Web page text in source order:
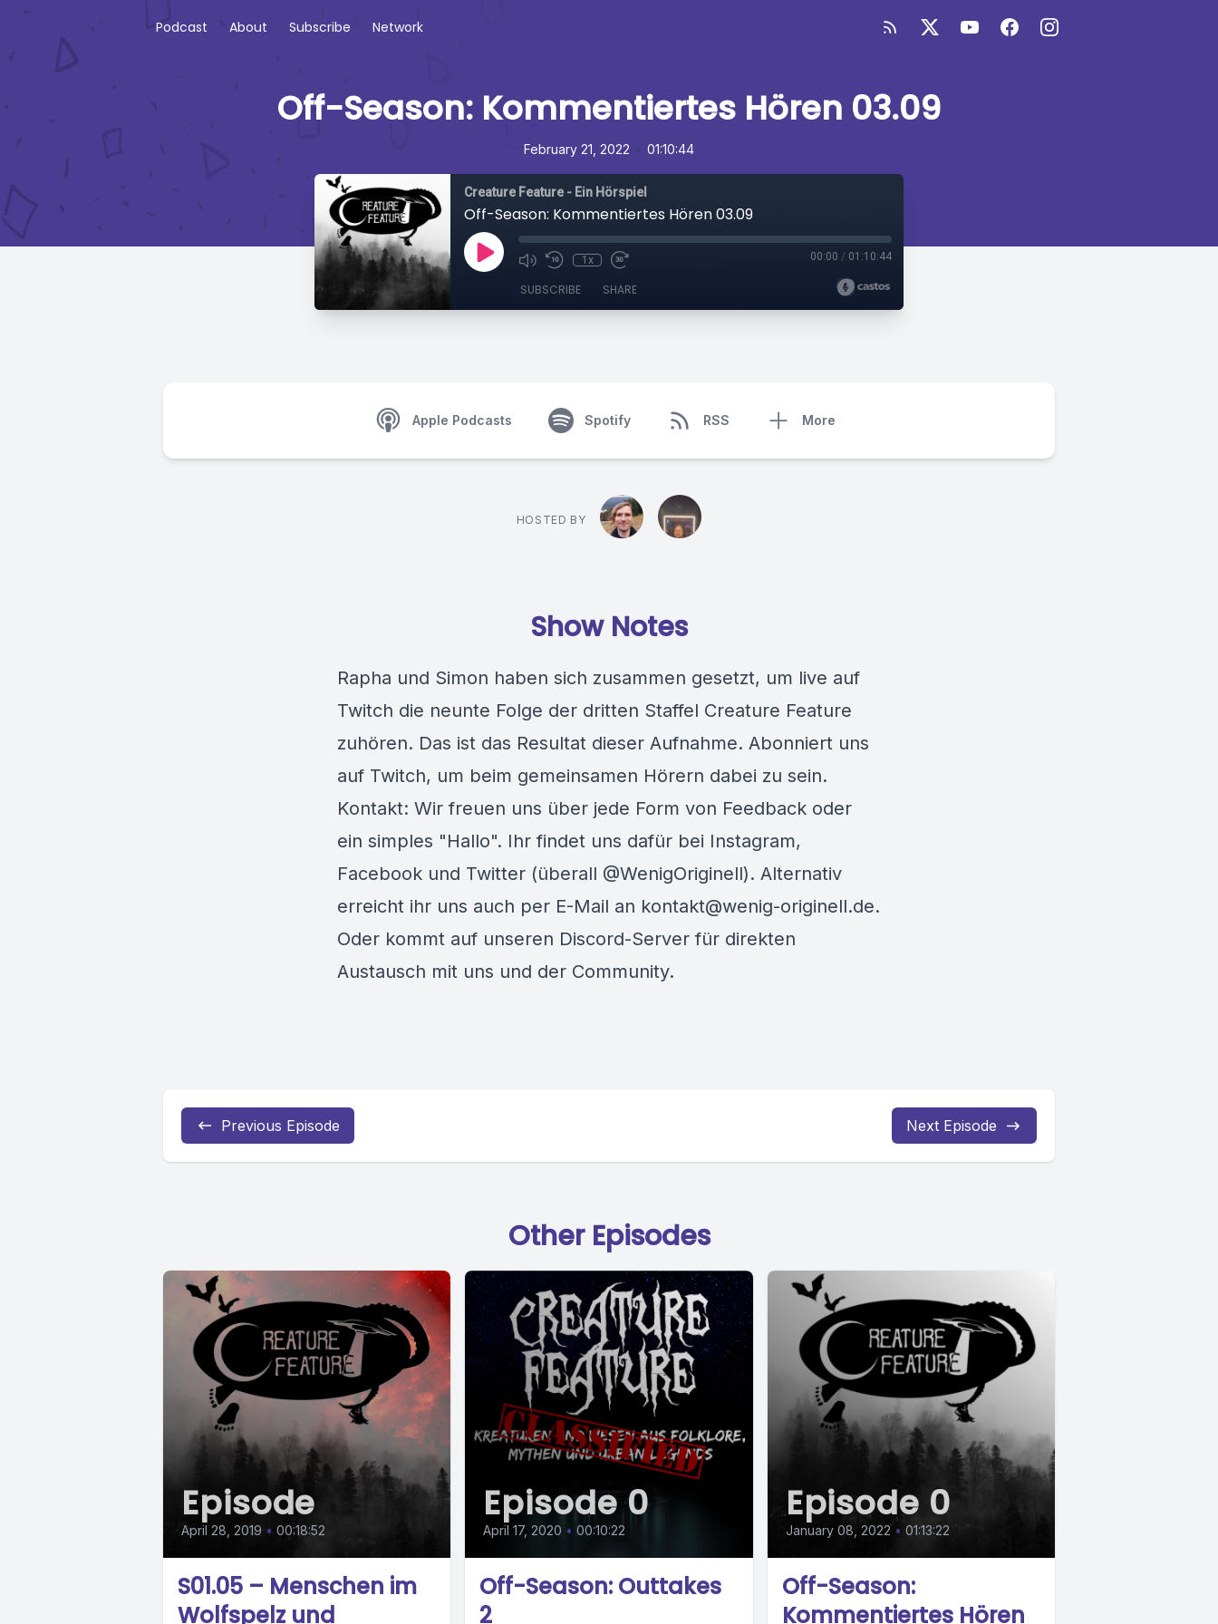
Podcast About Subscribe Network
Off-Season: Kommentiertes Hören 03.09
February 21, 2022 • 01:10:44
Creature Feature - Ein Hörspiel
Off-Season: Kommentiertes Hören 03.09
1x 00:00 / 01:10:44
SUBSCRIBE SHARE
Apple Podcasts Spotify RSS More
HOSTED BY
Show Notes
Rapha und Simon haben sich zusammen gesetzt, um live auf
Twitch die neunte Folge der dritten Staffel Creature Feature
zuhören. Das ist das Resultat dieser Aufnahme. Abonniert uns
auf Twitch, um beim gemeinsamen Hörern dabei zu sein.
Kontakt: Wir freuen uns über jede Form von Feedback oder
ein simples "Hallo". Ihr findet uns dafür bei Instagram,
Facebook und Twitter (überall @WenigOriginell). Alternativ
erreicht ihr uns auch per E-Mail an kontakt@wenig-originell.de.
Oder kommt auf unseren Discord-Server für direkten
Austausch mit uns und der Community.
Previous Episode Next Episode
Other Episodes
Episode
April 28, 2019 • 00:18:52
S01.05 – Menschen im
Wolfspelz und
Episode 0
April 17, 2020 • 00:10:22
Off-Season: Outtakes
2
Episode 0
January 08, 2022 • 01:13:22
Off-Season:
Kommentiertes Hören